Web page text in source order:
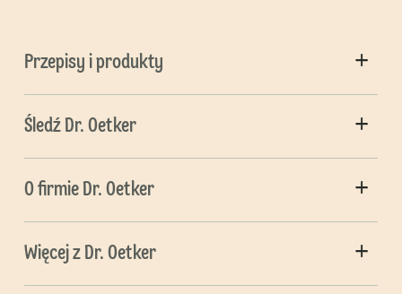
Przepisy i produkty
Śledź Dr. Oetker
O firmie Dr. Oetker
Więcej z Dr. Oetker